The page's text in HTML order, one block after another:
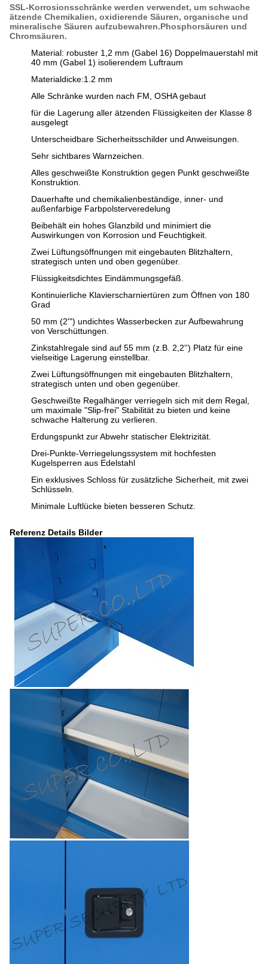
SSL-Korrosionsschränke werden verwendet, um schwache
ätzende Chemikalien, oxidierende Säuren, organische und
mineralische Säuren aufzubewahren.Phosphorsäuren und
Chromsäuren.
Material: robuster 1,2 mm (Gabel 16) Doppelmauerstahl mit
40 mm (Gabel 1) isolierendem Luftraum
Materialdicke:1.2 mm
Alle Schränke wurden nach FM, OSHA gebaut
für die Lagerung aller ätzenden Flüssigkeiten der Klasse 8
ausgelegt
Unterscheidbare Sicherheitsschilder und Anweisungen.
Sehr sichtbares Warnzeichen.
Alles geschweißte Konstruktion gegen Punkt geschweißte
Konstruktion.
Dauerhafte und chemikalienbeständige, inner- und
außenfarbige Farbpolsterveredelung
Beibehält ein hohes Glanzbild und minimiert die
Auswirkungen von Korrosion und Feuchtigkeit.
Zwei Lüftungsöffnungen mit eingebauten Blitzhaltern,
strategisch unten und oben gegenüber.
Flüssigkeitsdichtes Eindämmungsgefäß.
Kontinuierliche Klavierscharniertüren zum Öffnen von 180
Grad
50 mm (2'") undichtes Wasserbecken zur Aufbewahrung
von Verschüttungen.
Zinkstahlregale sind auf 55 mm (z.B. 2,2'') Platz für eine
vielseitige Lagerung einstellbar.
Zwei Lüftungsöffnungen mit eingebauten Blitzhaltern,
strategisch unten und oben gegenüber.
Geschweißte Regalhänger verriegeln sich mit dem Regal,
um maximale "Slip-frei" Stabilität zu bieten und keine
schwache Halterung zu verlieren.
Erdungspunkt zur Abwehr statischer Elektrizität.
Drei-Punkte-Verriegelungssystem mit hochfesten
Kugelsperren aus Edelstahl
Ein exklusives Schloss für zusätzliche Sicherheit, mit zwei
Schlüsseln.
Minimale Luftlücke bieten besseren Schutz.
Referenz Details Bilder